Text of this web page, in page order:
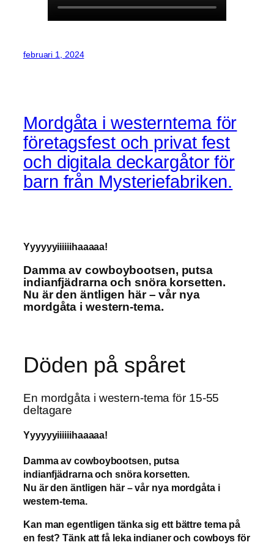
februari 1, 2024
Mordgåta i westerntema för
företagsfest och privat fest
och digitala deckargåtor för
barn från Mysteriefabriken.
Yyyyyyiiiiiihaaaaa!
Damma av cowboybootsen, putsa
indianfjädrarna och snöra korsetten.
Nu är den äntligen här – vår nya
mordgåta i western-tema.
Döden på spåret
En mordgåta i western-tema för 15-55
deltagare
Yyyyyyiiiiiihaaaaa!
Damma av cowboybootsen, putsa
indianfjädrarna och snöra korsetten.
Nu är den äntligen här – vår nya mordgåta i
western-tema.
Kan man egentligen tänka sig ett bättre tema på
en fest? Tänk att få leka indianer och cowboys för